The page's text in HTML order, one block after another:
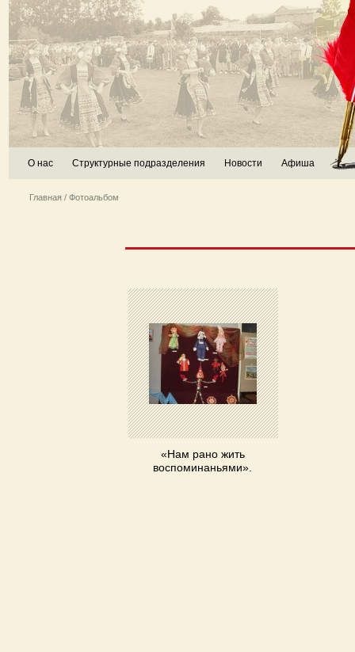
О нас Структурные подразделения Новости Афиша
Главная / Фотоальбом
«Нам рано жить
воспоминаньями».